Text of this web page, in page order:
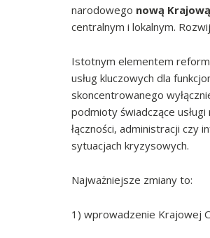
narodowego nową
centralnym i lokalnym.
Istotnym elementem
usług kluczowych dla
skoncentrowanego
podmioty świadczące
łączności, administracji czy
sytuacjach kryzysowych.
Najważniejsze zmiany to:
1) wprowadzenie Krajowej